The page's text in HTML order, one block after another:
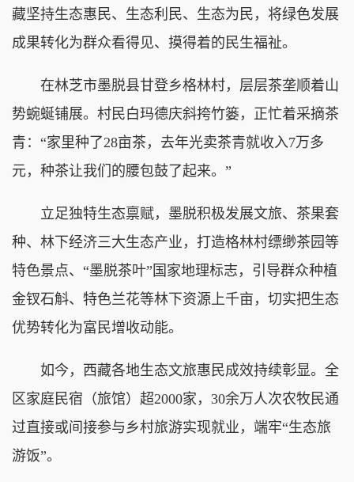
藏坚持生态惠民、生态利民、生态为民，将绿色发展
成果转化为群众看得见、摸得着的民生福祉。
在林芝市墨脱县甘登乡格林村，层层茶垄顺着山
势蜿蜒铺展。村民白玛德庆斜挎竹篓，正忙着采摘茶
青：“家里种了28亩茶，去年光卖茶青就收入7万多
元，种茶让我们的腰包鼓了起来。”
立足独特生态禀赋，墨脱积极发展文旅、茶果套
种、林下经济三大生态产业，打造格林村缥缈茶园等
特色景点、“墨脱茶叶”国家地理标志，引导群众种植
金钗石斛、特色兰花等林下资源上千亩，切实把生态
优势转化为富民增收动能。
如今，西藏各地生态文旅惠民成效持续彰显。全
区家庭民宿（旅馆）超2000家，30余万人次农牧民通
过直接或间接参与乡村旅游实现就业，端牢“生态旅
游饭”。